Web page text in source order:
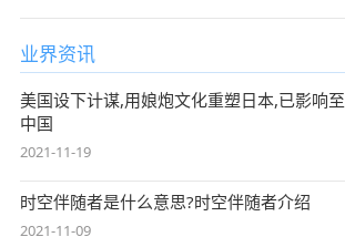
业界资讯
美国设下计谋,用娘炮文化重塑日本,已影响至
中国
2021-11-19
时空伴随者是什么意思?时空伴随者介绍
2021-11-09